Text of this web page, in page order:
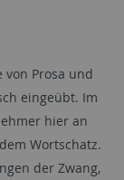
Prosa und
eingeübt. Im
hier an
Wortschatz.
der Zwang,